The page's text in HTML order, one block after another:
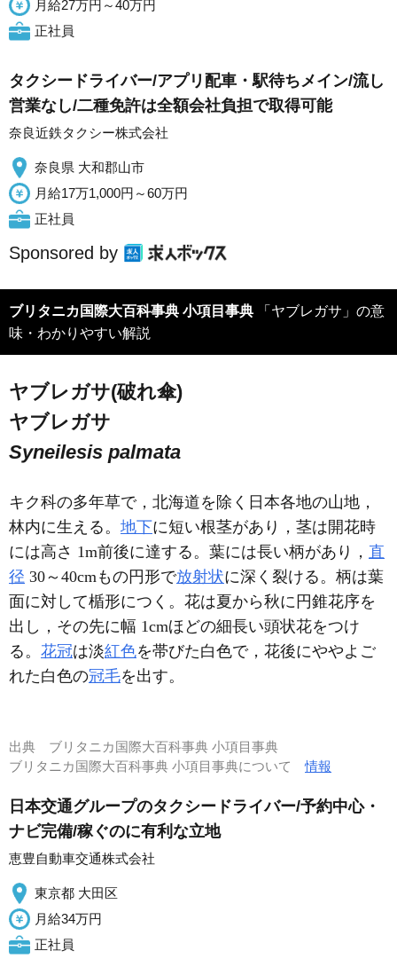
月給27万円～40万円
正社員
タクシードライバー/アプリ配車・駅待ちメイン/流し
営業なし/二種免許は全額会社負担で取得可能
奈良近鉄タクシー株式会社
奈良県 大和郡山市
月給17万1,000円～60万円
正社員
Sponsored by
ブリタニカ国際大百科事典 小項目事典 「ヤブレガサ」の意
味・わかりやすい解説
ヤブレガサ(破れ傘)
ヤブレガサ
Syneilesis palmata
キク科の多年草で，北海道を除く日本各地の山地，
林内に生える。 地下に短い根茎があり，茎は開花時
には高さ 1m前後に達する。葉には長い柄があり， 直
径 30～40cmもの円形で放射状に深く裂ける。柄は葉
面に対して楯形につく。花は夏から秋に円錐花序を
出し，その先に幅 1cmほどの細長い頭状花をつけ
る。 花冠は淡紅色を帯びた白色で，花後にややよご
れた白色の冠毛を出す。
出典 ブリタニカ国際大百科事典 小項目事典
ブリタニカ国際大百科事典 小項目事典について情報
日本交通グループのタクシードライバー/予約中心・
ナビ完備/稼ぐのに有利な立地
恵豊自動車交通株式会社
東京都 大田区
月給34万円
正社員